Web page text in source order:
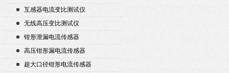
互感器电流变比测试仪
无线高压变比测试仪
钳形泄漏电流传感器
高压钳形漏电流传感器
超大口径钳形电流传感器